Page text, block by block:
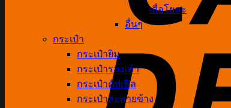
เสื่อโยคะ
อื่นๆ
กระเป๋า
กระเป๋ายิม
กระเป๋ารองเท้า
กระเป๋าดัฟเฟิล
กระเป๋าสะพายข้าง